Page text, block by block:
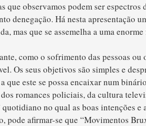
observamos podem ser espectros
denegação. Há nesta apresentação
mas que se assemelha a uma
como o sofrimento das pessoas ou
Os seus objetivos são simples e
que este se possa encaixar num
romances policiais, da cultura
no qual as boas intenções
afirmar-se que “Movimentos